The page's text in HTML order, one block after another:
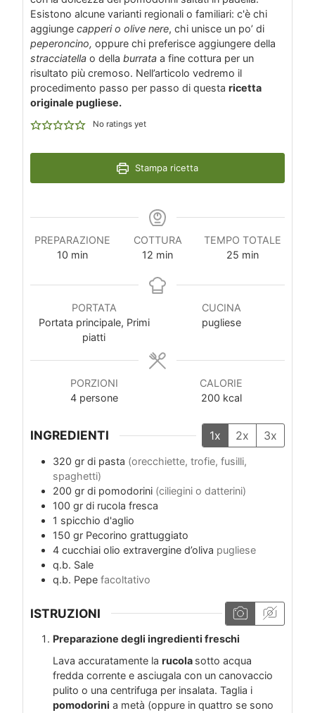
Esistono alcune varianti regionali o familiari: c'è chi
aggiunge capperi o olive nere, chi unisce un po’ di
peperoncino, oppure chi preferisce aggiungere della
stracciatella o della burrata a fine cottura per un
risultato più cremoso. Nell’articolo vedremo il
procedimento passo per passo di questa ricetta
originale pugliese.
No ratings yet
Stampa ricetta
PREPARAZIONE
10 minuti
min
COTTURA
12 minuti
min
TEMPO TOTALE
25minuti
min
PORTATA
Portata principale, Primi
piatti
CUCINA
pugliese
PORZIONI
4 persone
CALORIE
200 kcal
INGREDIENTI 1x 2x 3x
320 gr di pasta (orecchiette, trofie, fusilli,
spaghetti)
200 gr di pomodorini (ciliegini o datterini)
100 gr di rucola fresca
1 spicchio d'aglio
150 gr Pecorino grattuggiato
4 cucchiai olio extravergine d’oliva pugliese
q.b. Sale
q.b. Pepe facoltativo
ISTRUZIONI
Preparazione degli ingredienti freschi
Lava accuratamente la rucola sotto acqua
fredda corrente e asciugala con un canovaccio
pulito o una centrifuga per insalata. Taglia i
pomodorini a metà (oppure in quattro se sono